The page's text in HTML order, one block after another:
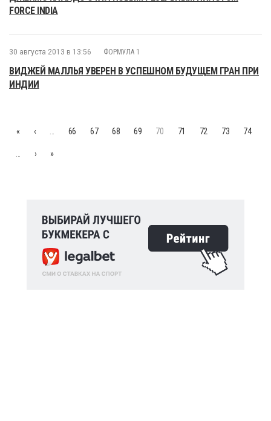
FORCE INDIA
30 августа 2013 в 13:56 ФОРМУЛА 1
ВИДЖЕЙ МАЛЛЬЯ УВЕРЕН В УСПЕШНОМ БУДУЩЕМ ГРАН ПРИ
ИНДИИ
« ‹ 66 67 68 69 70 71 72 73 74
› »